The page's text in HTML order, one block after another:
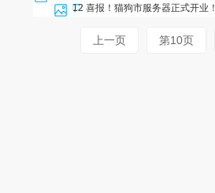
12 喜报！猫狗市服务器正式开业！
上一页 第10页